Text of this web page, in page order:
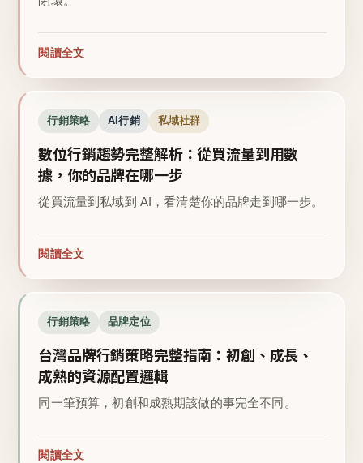
閱讀全文
行銷策略 AI行銷 私域社群
數位行銷趨勢完整解析：從買流量到用數
據，你的品牌在哪一步
從買流量到私域到 AI，看清楚你的品牌走到哪一步。
閱讀全文
行銷策略 品牌定位
台灣品牌行銷策略完整指南：初創、成長、
成熟的資源配置邏輯
同一筆預算，初創和成熟期該做的事完全不同。
閱讀全文